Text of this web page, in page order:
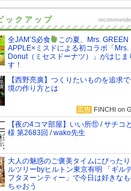
ックアップ
全JAM’S必食
この夏、Mrs. GREEN
APPLE×ミスドによる初コラボ「Mrs.
Donut（ミセスドーナツ）」がはじま
す！
【西野亮廣】つくりたいものを追求
境の作り方とは
広告FINCHI on
【夜の4コマ部屋】いい所⑪ / サチコ
様 第2683回 / wako先生
大人の魅惑のご褒美タイムにぴったり
ルツリーbyヒルトン東京有明 「ギル
フタヌーンティー」で今日は好きな
ちゃおう